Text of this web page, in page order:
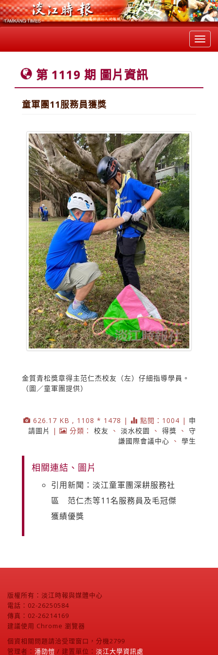
第 1119 期 圖片資訊
童軍團11服務員獲獎
金質青松獎章得主范仁杰校友（左）仔細指導學員。
（圖／童軍團提供）
626.17 KB , 1108 * 1478 | 點閱：1004 | 申
請圖片
| 分類： 校友 、 淡水校園 、 得獎 、 守
謙國際會議中心 、 學生
相關連結、圖片
引用新聞：淡江童軍團深耕服務社
區 范仁杰等11名服務員及毛冠傑
獲績優獎
版權所有：淡江時報與媒體中心
電話：02-26250584
傳真：02-26214169
建議使用 Chrome 瀏覽器
個資相關問題請洽受理窗口，分機2799
管理者： 潘劭愷 / 建置單位： 淡江大學資訊處